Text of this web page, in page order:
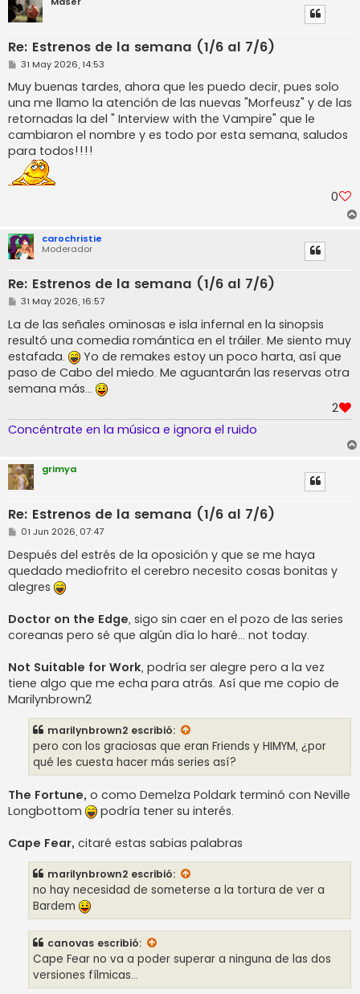
Re: Estrenos de la semana (1/6 al 7/6)
M
n
s
a
j
e
31 May 2026, 14:53
Muy buenas tardes, ahora que les puedo decir, pues solo
una me llamo la atención de las nuevas "Morfeusz" y de las
retornadas la del " Interview with the Vampire" que le
cambiaron el nombre y es todo por esta semana, saludos
para todos!!!!
0
carochristie
Moderador
Re: Estrenos de la semana (1/6 al 7/6)
M
n
s
a
j
e
31 May 2026, 16:57
La de las señales ominosas e isla infernal en la sinopsis
resultó una comedia romántica en el tráiler. Me siento muy
estafada.
Yo de remakes estoy un poco harta, así que
paso de Cabo del miedo. Me aguantarán las reservas otra
semana más...
2
Concéntrate en la música e ignora el ruido
grimya
Re: Estrenos de la semana (1/6 al 7/6)
M
n
s
a
j
e
01 Jun 2026, 07:47
Después del estrés de la oposición y que se me haya
quedado mediofrito el cerebro necesito cosas bonitas y
alegres
Doctor on the Edge, sigo sin caer en el pozo de las series
coreanas pero sé que algún día lo haré... not today.
Not Suitable for Work, podría ser alegre pero a la vez
tiene algo que me echa para atrás. Así que me copio de
Marilynbrown2
marilynbrown2 escribió:
pero con los graciosas que eran Friends y HIMYM, ¿por
qué les cuesta hacer más series así?
The Fortune, o como Demelza Poldark terminó con Neville
Longbottom
podría tener su interés.
Cape Fear, citaré estas sabias palabras
marilynbrown2 escribió:
no hay necesidad de someterse a la tortura de ver a
Bardem
canovas escribió:
Cape Fear no va a poder superar a ninguna de las dos
versiones fílmicas...